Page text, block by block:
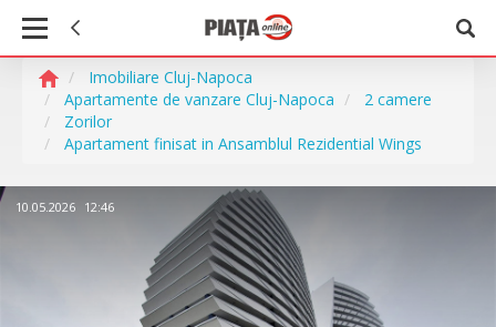
Imobiliare Cluj-Napoca
Apartamente de vanzare Cluj-Napoca
2 camere
Zorilor
Apartament finisat in Ansamblul Rezidential Wings
10.05.2026 12:46